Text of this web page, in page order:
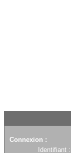
Connexion :
Identifiant :